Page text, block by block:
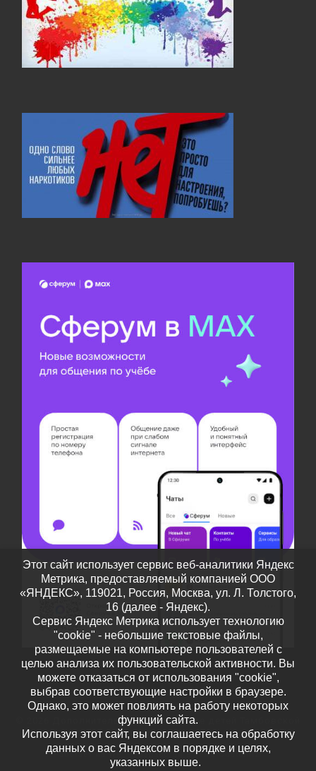
Дополнительное образование детей Тамбовской
области– Все права защищены
Работает наWP – Разработан вТема Customizr
Этот сайт использует сервис веб-аналитики Яндекс
Метрика, предоставляемый компанией ООО
«ЯНДЕКС», 119021, Россия, Москва, ул. Л. Толстого,
16 (далее - Яндекс).
Сервис Яндекс Метрика использует технологию
"cookie" - небольшие текстовые файлы,
размещаемые на компьютере пользователей с
целью анализа их пользовательской активности. Вы
можете отказаться от использования "cookie",
выбрав соответствующие настройки в браузере.
Однако, это может повлиять на работу некоторых
функций сайта.
Используя этот сайт, вы соглашаетесь на обработку
данных о вас Яндексом в порядке и целях,
указанных выше.